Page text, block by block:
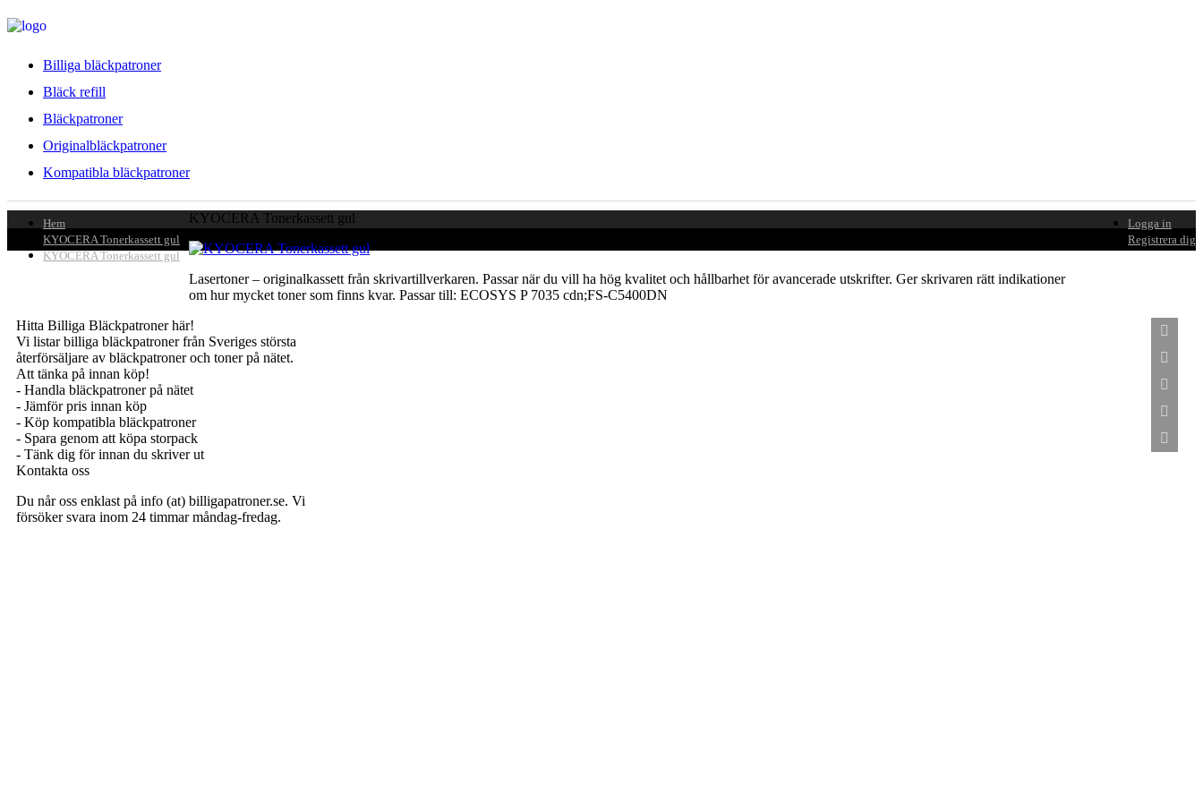
Billiga bläckpatroner
Bläck refill
Bläckpatroner
Originalbläckpatroner
Kompatibla bläckpatroner
Hem
KYOCERA Tonerkassett gul
KYOCERA Tonerkassett gul
Logga in
Registrera dig
KYOCERA Tonerkassett gul
Lasertoner – originalkassett från skrivartillverkaren. Passar när du vill ha hög kvalitet och hållbarhet för avancerade utskrifter. Ger skrivaren rätt indikationer
om hur mycket toner som finns kvar. Passar till: ECOSYS P 7035 cdn;FS-C5400DN
Hitta Billiga Bläckpatroner här!
Vi listar billiga bläckpatroner från Sveriges största
återförsäljare av bläckpatroner och toner på nätet.
Att tänka på innan köp!
- Handla bläckpatroner på nätet
- Jämför pris innan köp
- Köp kompatibla bläckpatroner
- Spara genom att köpa storpack
- Tänk dig för innan du skriver ut
Kontakta oss
Du når oss enklast på info (at) billigapatroner.se. Vi
försöker svara inom 24 timmar måndag-fredag.